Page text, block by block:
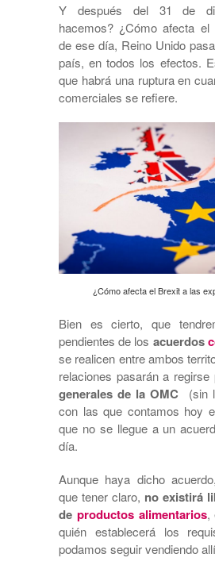
Y después del 31 de
hacemos? ¿Cómo afecta
de ese día, Reino Unido
país, en todos los efectos.
que habrá una ruptura en
comerciales se refiere.
¿Cómo afecta el Brexit a las
Bien es cierto, que
pendientes de los acuerdos
se realicen entre ambos
relaciones pasarán a regirse
generales de la OMC
(sin
con las que contamos hoy
que no se llegue a un
día.
Aunque haya dicho
que tener claro, no existirá
de productos alimentarios,
quién establecerá los
podamos seguir vendiendo